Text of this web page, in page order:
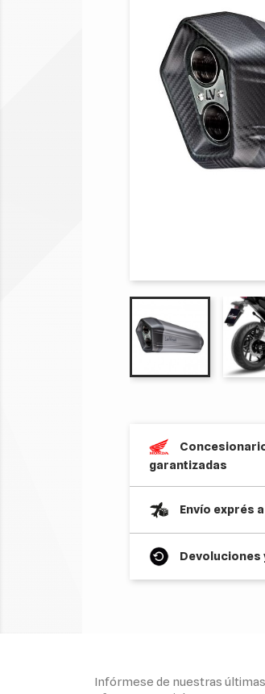
garantizadas
Envío exprés
Devoluciones
Infórmese de nuestras